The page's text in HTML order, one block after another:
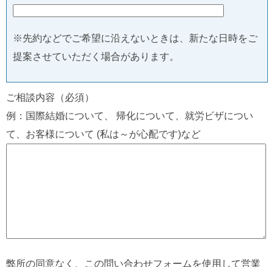
※先約などでご希望に沿えないときは、新たな日時をご
提案させていただく場合があります。
ご相談内容（必須）
例：国際結婚について、 帰化について、就労ビザについ
て、お客様について (私は～が心配です)など
弊所の同意なく、この問い合わせフォームを使用して営業